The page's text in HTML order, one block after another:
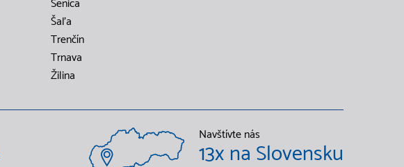
Senica
Šaľa
Trenčín
Trnava
Žilina
Navštívte nás
13x na Slovensku